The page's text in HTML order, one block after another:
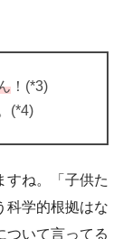
！(*3)
(*4)
すね。「子供た
科学的根拠はな
ついて言ってる